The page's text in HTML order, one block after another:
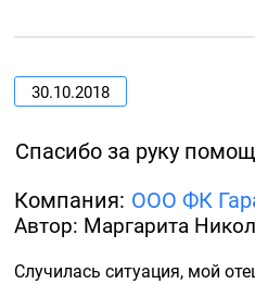
30.10.2018
Спасибо за руку
Компания: ООО ФК
Автор: Маргарита
Случилась ситуация, мой